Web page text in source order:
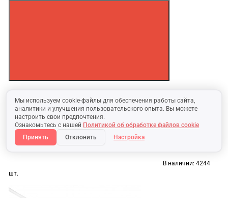
Мы используем cookie-файлы для обеспечения работы сайта,
аналитики и улучшения пользовательского опыта. Вы можете
настроить свои предпочтения.
Ознакомьтесь с нашей Политикой об обработке файлов cookie
Принять
Отклонить Настройка
В наличии: 4244
шт.